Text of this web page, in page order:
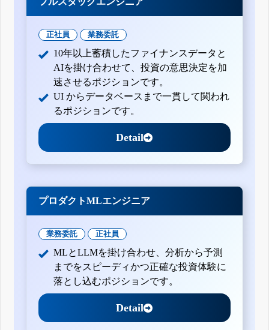
正社員 業務委託
10年以上蓄積したファイナンスデータと
AIを掛け合わせて、投資の意思決定を加
速させるポジションです。
UI からデータベースまで一貫して関われ
るポジションです。
Detail
プロダクトMLエンジニア
業務委託 正社員
MLとLLMを掛け合わせ、分析から予測
までをスピーディかつ正確な投資体験に
落とし込むポジションです。
Detail